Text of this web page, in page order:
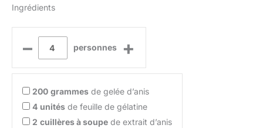
Ingrédients
– personnes +
200 grammes de gelée d’anis
4 unités de feuille de gélatine
2 cuillères à soupe de extrait d’anis